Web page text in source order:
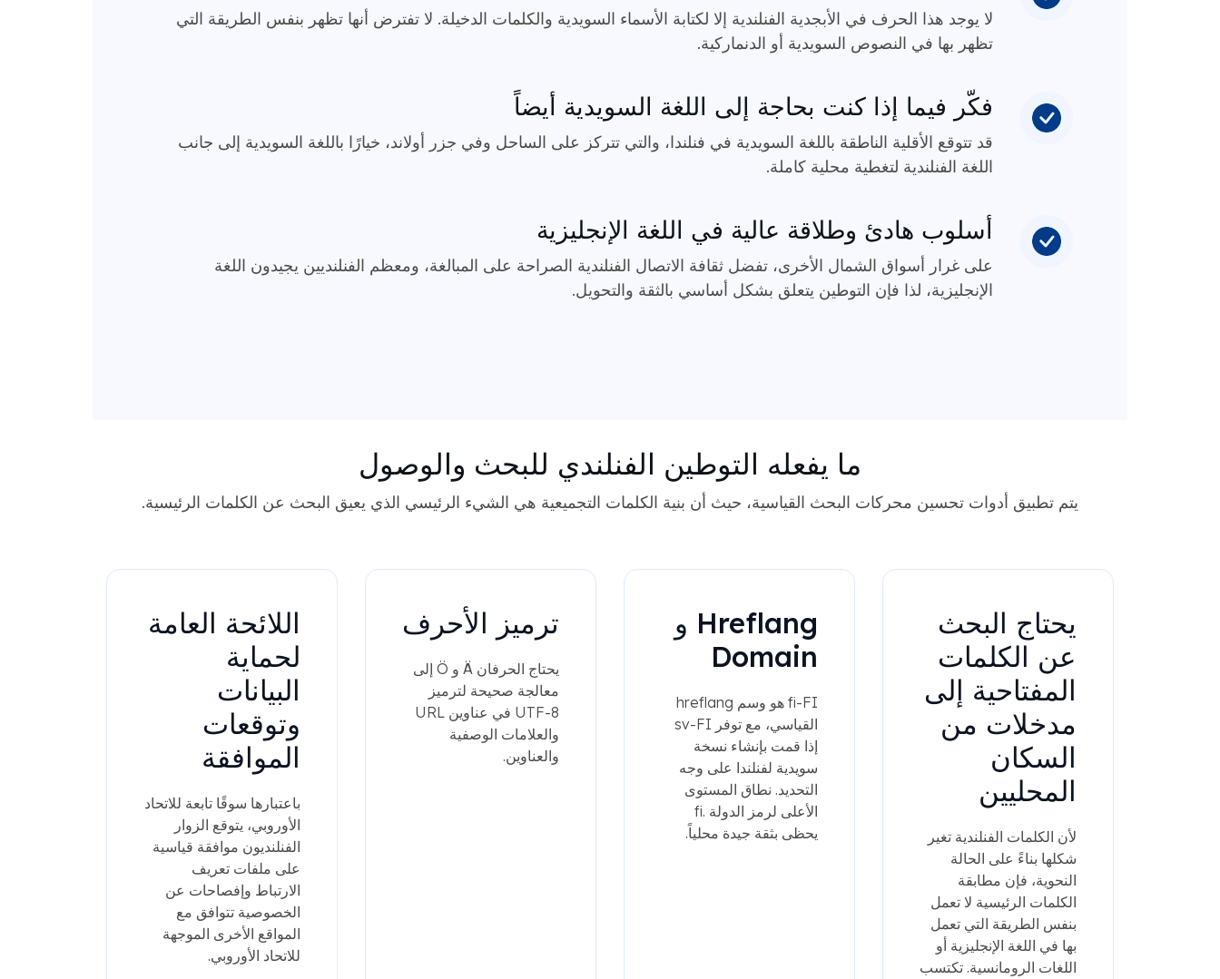
لا يوجد هذا الحرف في الأبجدية الفنلندية إلا لكتابة الأسماء السويدية والكلمات الدخيلة. لا تفترض أنها تظهر بنفس الطريقة التي
تظهر بها في النصوص السويدية أو الدنماركية.
فكّر فيما إذا كنت بحاجة إلى اللغة السويدية أيضاً
قد تتوقع الأقلية الناطقة باللغة السويدية في فنلندا، والتي تتركز على الساحل وفي جزر أولاند، خيارًا باللغة السويدية إلى جانب
اللغة الفنلندية لتغطية محلية كاملة.
أسلوب هادئ وطلاقة عالية في اللغة الإنجليزية
على غرار أسواق الشمال الأخرى، تفضل ثقافة الاتصال الفنلندية الصراحة على المبالغة، ومعظم الفنلنديين يجيدون اللغة
الإنجليزية، لذا فإن التوطين يتعلق بشكل أساسي بالثقة والتحويل.
ما يفعله التوطين الفنلندي للبحث والوصول
يتم تطبيق أدوات تحسين محركات البحث القياسية، حيث أن بنية الكلمات التجميعية هي الشيء الرئيسي الذي يعيق البحث عن الكلمات الرئيسية.
يحتاج البحث
عن الكلمات
المفتاحية إلى
مدخلات من
السكان
المحليين
لأن الكلمات الفنلندية تغير
شكلها بناءً على الحالة
النحوية، فإن مطابقة
الكلمات الرئيسية لا تعمل
بنفس الطريقة التي تعمل
بها في اللغة الإنجليزية أو
اللغات الرومانسية. تكتسب
Hreflang و
Domain
fi-FI هو وسم hreflang
القياسي، مع توفر sv-FI
إذا قمت بإنشاء نسخة
سويدية لفنلندا على وجه
التحديد. نطاق المستوى
الأعلى لرمز الدولة .fi
يحظى بثقة جيدة محلياً.
ترميز الأحرف
يحتاج الحرفان Ä و Ö إلى
معالجة صحيحة لترميز
UTF-8 في عناوين URL
والعلامات الوصفية
والعناوين.
اللائحة العامة
لحماية
البيانات
وتوقعات
الموافقة
باعتبارها سوقًا تابعة للاتحاد
الأوروبي، يتوقع الزوار
الفنلنديون موافقة قياسية
على ملفات تعريف
الارتباط وإفصاحات عن
الخصوصية تتوافق مع
المواقع الأخرى الموجهة
للاتحاد الأوروبي.